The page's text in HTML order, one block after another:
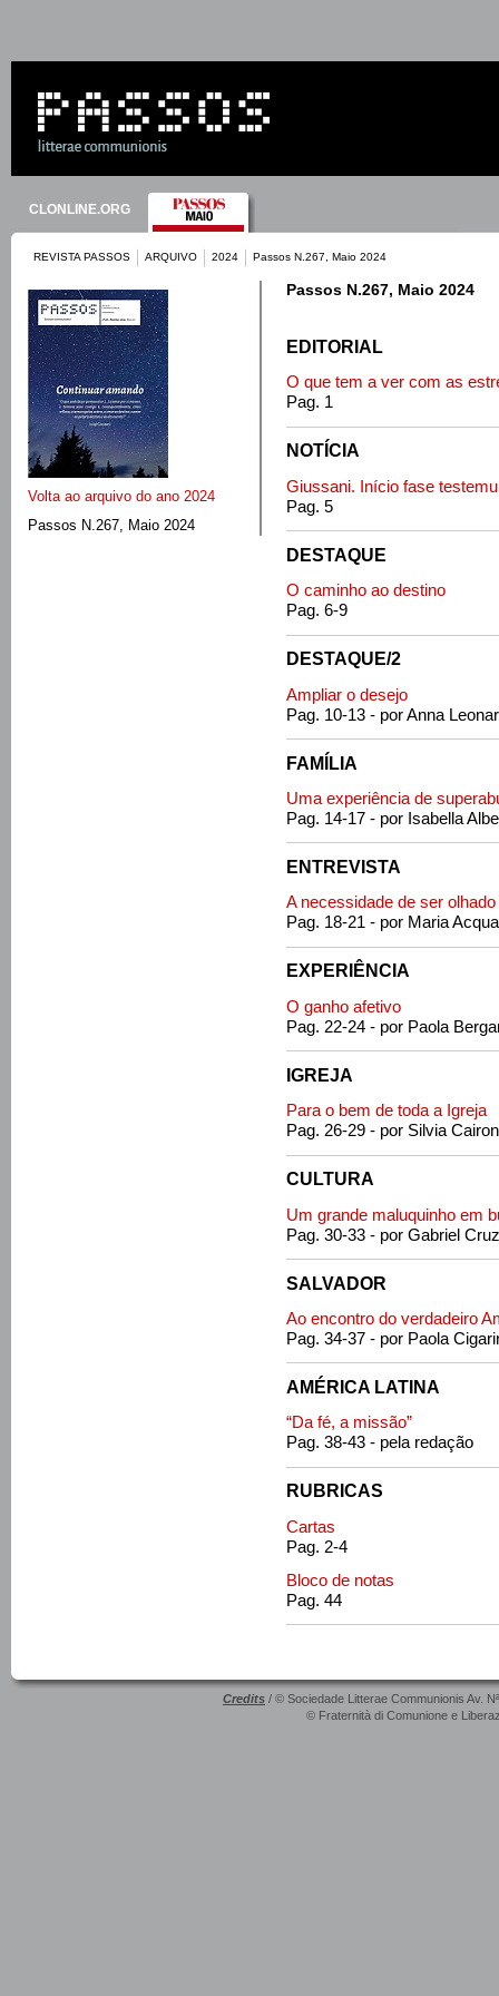
CLONLINE.ORG
REVISTA PASSOS ARQUIVO 2024 Passos N.267, Maio 2024
Volta ao arquivo do ano 2024
Passos N.267, Maio 2024
Passos N.267, Maio 2024
EDITORIAL
O que tem a ver com as
Pag. 1
NOTÍCIA
Giussani. Início fase
Pag. 5
DESTAQUE
O caminho ao destino
Pag. 6-9
DESTAQUE/2
Ampliar o desejo
Pag. 10-13 - por Anna
FAMÍLIA
Uma experiência de
Pag. 14-17 - por Isabella
ENTREVISTA
A necessidade de ser olhado
Pag. 18-21 - por Maria
EXPERIÊNCIA
O ganho afetivo
Pag. 22-24 - por Paola
IGREJA
Para o bem de toda a Igreja
Pag. 26-29 - por Silvia
CULTURA
Um grande maluquinho em
Pag. 30-33 - por Gabriel Cruz
SALVADOR
Ao encontro do verdadeiro
Pag. 34-37 - por Paola
AMÉRICA LATINA
“Da fé, a missão”
Pag. 38-43 - pela redação
RUBRICAS
Cartas
Pag. 2-4
Bloco de notas
Pag. 44
Credits / © Sociedade Litterae Communionis Av.
© Fraternità di Comunione e